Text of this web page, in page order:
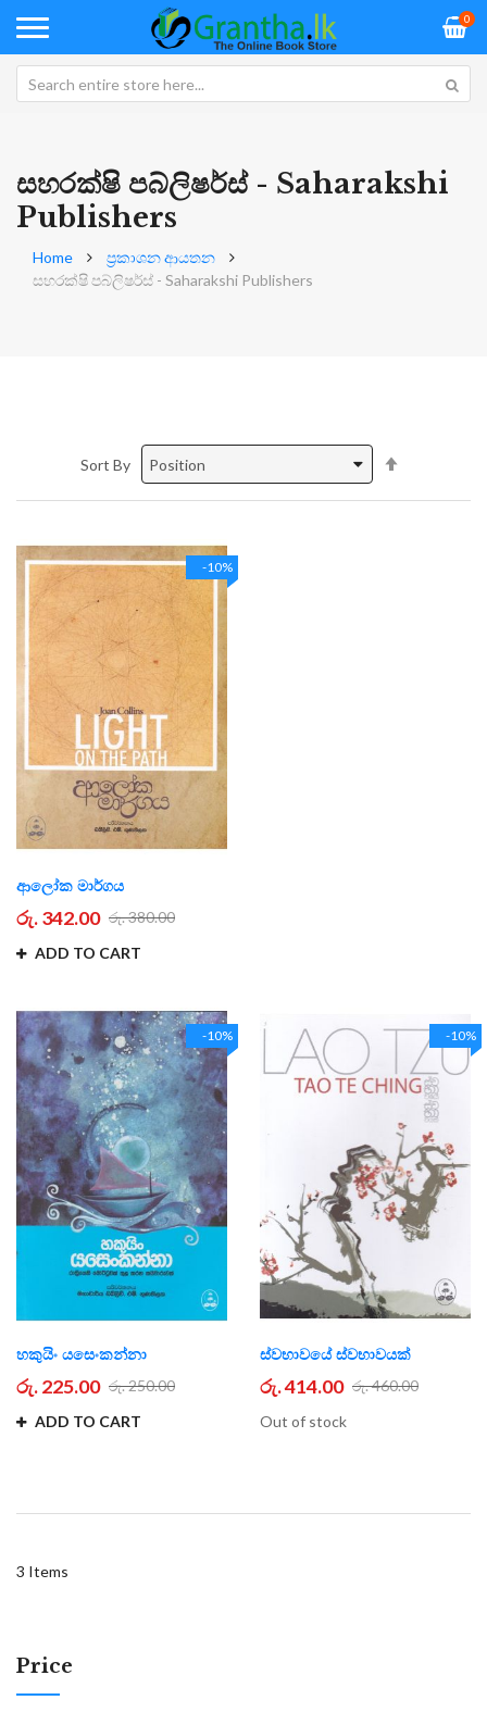
0
සහරක්ෂි පබ්ලිෂර්ස් - Saharakshi
Publishers
Home
ප්‍රකාශන ආයතන
සහරක්ෂි පබ්ලිෂර්ස් - Saharakshi Publishers
Sort By
Direction
-10%
ආලෝක මාර්ගය
රු. 342.00 රු. 380.00
ADD TO CART
-10%
හකුයිං යසෙංකන්නා
රු. 225.00 රු. 250.00
ADD TO CART
-10%
ස්වභාවයේ ස්වභාවයක්
රු. 414.00 රු. 460.00
Out of stock
3 Items
Price